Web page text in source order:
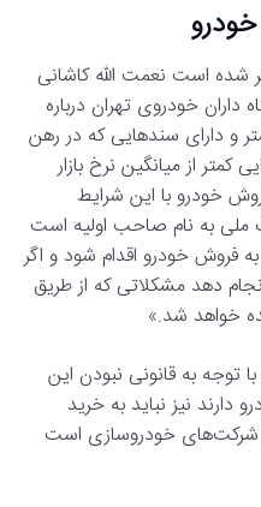
شده است نعمت الله کاشانی
خودروی تهران درباره
و دارای سندهایی که در رهن
از میانگین نرخ بازار
خودرو با این شرایط
ملی به نام صاحب اولیه است
فروش خودرو اقدام شود و اگر
دهد مشکلاتی که از طریق
خواهد شد.»
توجه به قانونی نبودن این
دارند نیز نباید به خرید
شرکت‌های خودروسازی است